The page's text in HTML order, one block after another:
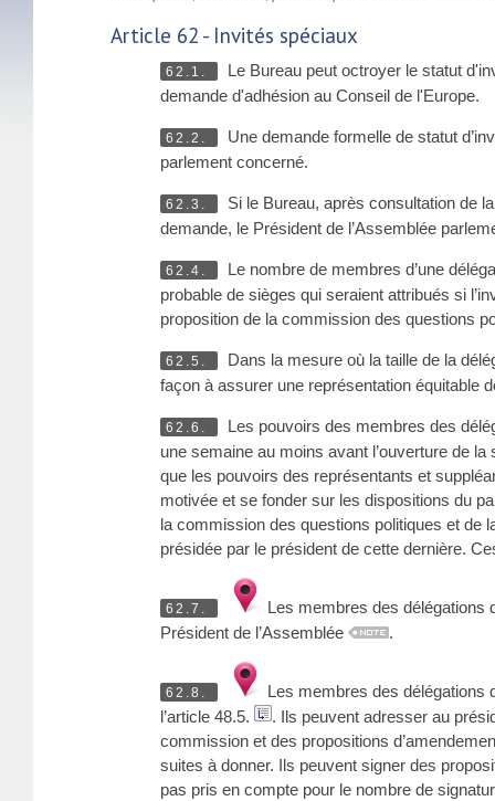
Article 62 - Invités spéciaux
62.1.
Le Bureau peut octroyer le statut
demande d'adhésion au Conseil de l'Europe.
62.2.
Une demande formelle de statut
parlement concerné.
62.3.
Si le Bureau, après consultation de
demande, le Président de l’Assemblée
62.4.
Le nombre de membres d’une
probable de sièges qui seraient attribués si
proposition de la commission des questions
62.5.
Dans la mesure où la taille de la
façon à assurer une représentation équitable
62.6.
Les pouvoirs des membres des
une semaine au moins avant l’ouverture de
que les pouvoirs des représentants et
motivée et se fonder sur les dispositions du
la commission des questions politiques et de
présidée par le président de cette dernière.
62.7.
Les membres des délégations
Président de l’Assemblée
.
62.8.
Les membres des délégations
l’article 48.5.
. Ils peuvent adresser au
commission et des propositions
suites à donner. Ils peuvent signer des
pas pris en compte pour le nombre de